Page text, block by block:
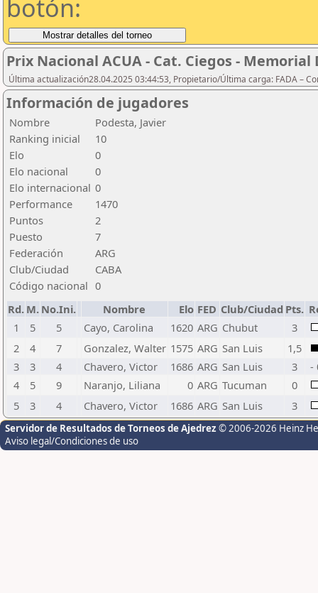
botón:
Prix Nacional ACUA - Cat. Ciegos -
Última actualización28.04.2025 03:44:53, Propietario/Última carga: FADA –
Información de jugadores
Nombre
Podesta, Javier
Ranking inicial
10
Elo
0
Elo nacional
0
Elo internacional 0
Performance
1470
Puntos
2
Puesto
7
Federación
ARG
Club/Ciudad
CABA
Código nacional 0
Rd. M. No.Ini. Nombre Elo FED Club/Ciudad Pts.
1
5 5 Cayo, Carolina 1620 ARG Chubut
3
2
4 7 Gonzalez, Walter 1575 ARG San Luis
1,5
3
3 4 Chavero, Victor 1686 ARG San Luis 3
-
4
5 9 Naranjo, Liliana 0 ARG Tucuman
0
5
3 4 Chavero, Victor 1686 ARG San Luis 3
Servidor de Resultados de Torneos de Ajedrez © 2006-2026 Heinz
Aviso legal/Condiciones de uso